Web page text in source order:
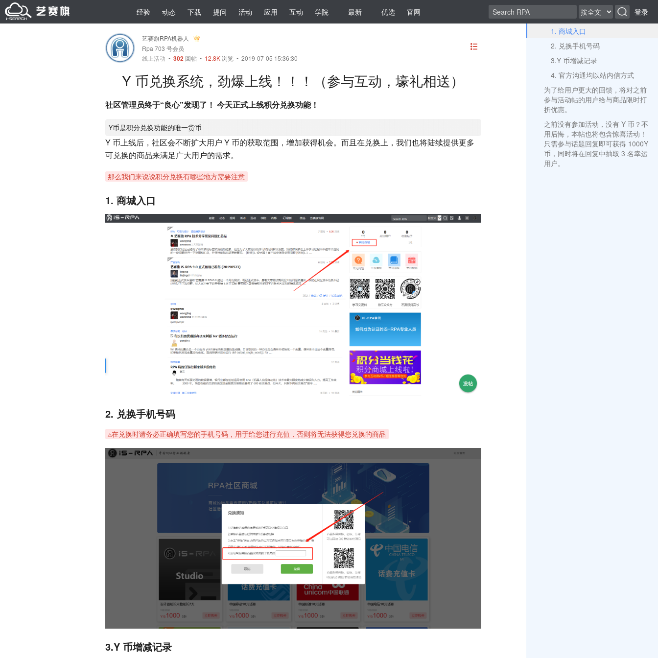
经验 动态 下载 提问 活动 应用 互动 学院 最新 优选 官网 登录
艺赛旗RPA机器人
Rpa 703 号会员
线上活动 • 302 回帖• 12.8K浏览 • 2019-07-05 15:36:30
Y 币兑换系统，劲爆上线！！！（参与互动，壕礼相送）
社区管理员终于“良心”发现了！ 今天正式上线积分兑换功能！
Y 币上线后，社区会不断扩大用户 Y 币的获取范围，增加获得机会。而且在兑换上，我们也将陆续提供更多
可兑换的商品来满足广大用户的需求。
那么我们来说说积分兑换有哪些地方需要注意
1. 商城入口
2. 兑换手机号码
⚠️在兑换时请务必正确填写您的手机号码，用于给您进行充值，否则将无法获得您兑换的商品
3.Y 币增减记录
1. 商城入口
2. 兑换手机号码
3.Y 币增减记录
4. 官方沟通均以站内信方式
为了给用户更大的回馈，将对之前
参与活动帖的用户给与商品限时打
折优惠。
之前没有参加活动，没有 Y 币？不
用后悔，本帖也将包含惊喜活动！
只需参与话题回复即可获得 1000Y
币，同时将在回复中抽取 3 名幸运
用户。